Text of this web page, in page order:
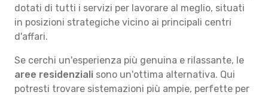
dotati di tutti i servizi per lavorare al meglio, situati
in posizioni strategiche vicino ai principali centri
d'affari.
Se cerchi un'esperienza più genuina e rilassante, le
aree residenziali sono un'ottima alternativa. Qui
potresti trovare sistemazioni più ampie, perfette per